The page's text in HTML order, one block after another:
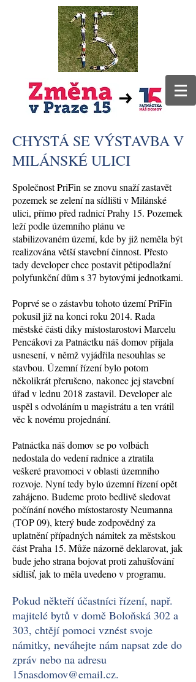
CHYSTÁ SE VÝSTAVBA V
MILÁNSKÉ ULICI
Společnost PriFin se znovu snaží zastavět
pozemek se zelení na sídlišti v Milánské
ulici, přímo před radnicí Prahy 15. Pozemek
leží podle územního plánu ve
stabilizovaném území, kde by již neměla být
realizována větší stavební činnost. Přesto
tady developer chce postavit pětipodlažní
polyfunkční dům s 37 bytovými jednotkami.
Poprvé se o zástavbu tohoto území PriFin
pokusil již na konci roku 2014. Rada
městské části díky místostarostovi Marcelu
Pencákovi za Patnáctku náš domov přijala
usnesení, v němž vyjádřila nesouhlas se
stavbou. Územní řízení bylo potom
několikrát přerušeno, nakonec jej stavební
úřad v lednu 2018 zastavil. Developer ale
uspěl s odvoláním u magistrátu a ten vrátil
věc k novému projednání.
Patnáctka náš domov se po volbách
nedostala do vedení radnice a ztratila
veškeré pravomoci v oblasti územního
rozvoje. Nyní tedy bylo územní řízení opět
zahájeno. Budeme proto bedlivě sledovat
počínání nového místostarosty Neumanna
(TOP 09), který bude zodpovědný za
uplatnění případných námitek za městskou
část Praha 15. Může názorně deklarovat, jak
bude jeho strana bojovat proti zahušťování
sídlišť, jak to měla uvedeno v programu.
Pokud někteří účastníci řízení, např.
majitelé bytů v domě Boloňská 302 a
303, chtějí pomoci vznést svoje
námitky, neváhejte nám napsat zde do
zpráv nebo na adresu
15nasdomov@email.cz.